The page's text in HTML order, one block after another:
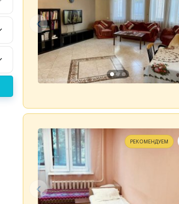
РЕКОМЕНДУЕМ